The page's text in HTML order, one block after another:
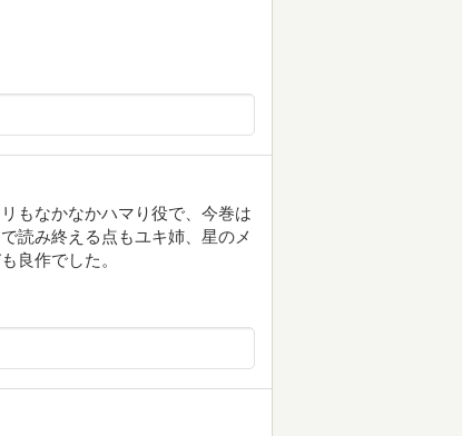
なかなかハマり役で、今巻は
読み終える点もユキ姉、星のメ
良作でした。